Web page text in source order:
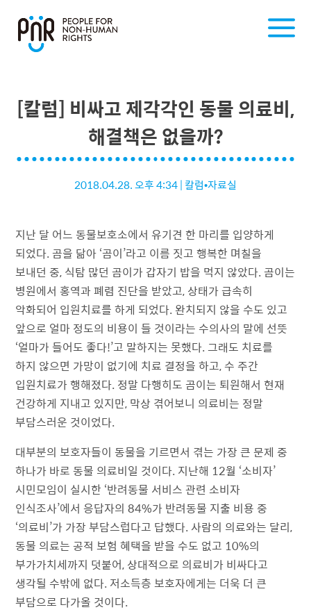
[칼럼] 비싸고 제각각인 동물 의료비,
해결책은 없을까?
2018.04.28. 오후 4:34| 칼럼•자료실
지난 달 어느 동물보호소에서 유기견 한 마리를 입양하게
되었다. 곰을 닮아 ‘곰이’라고 이름 짓고 행복한 며칠을
보내던 중, 식탐 많던 곰이가 갑자기 밥을 먹지 않았다. 곰이는
병원에서 홍역과 폐렴 진단을 받았고, 상태가 급속히
악화되어 입원치료를 하게 되었다. 완치되지 않을 수도 있고
앞으로 얼마 정도의 비용이 들 것이라는 수의사의 말에 선뜻
‘얼마가 들어도 좋다!’고 말하지는 못했다. 그래도 치료를
하지 않으면 가망이 없기에 치료 결정을 하고, 수 주간
입원치료가 행해졌다. 정말 다행히도 곰이는 퇴원해서 현재
건강하게 지내고 있지만, 막상 겪어보니 의료비는 정말
부담스러운 것이었다.
대부분의 보호자들이 동물을 기르면서 겪는 가장 큰 문제 중
하나가 바로 동물 의료비일 것이다. 지난해 12월 ‘소비자’
시민모임이 실시한 ‘반려동물 서비스 관련 소비자
인식조사’에서 응답자의 84%가 반려동물 지출 비용 중
‘의료비’가 가장 부담스럽다고 답했다. 사람의 의료와는 달리,
동물 의료는 공적 보험 혜택을 받을 수도 없고 10%의
부가가치세까지 덧붙어, 상대적으로 의료비가 비싸다고
생각될 수밖에 없다. 저소득층 보호자에게는 더욱 더 큰
부담으로 다가올 것이다.